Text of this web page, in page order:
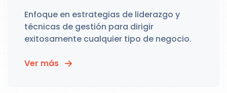
Enfoque en estrategias de liderazgo y
técnicas de gestión para dirigir
exitosamente cualquier tipo de negocio.
Ver más